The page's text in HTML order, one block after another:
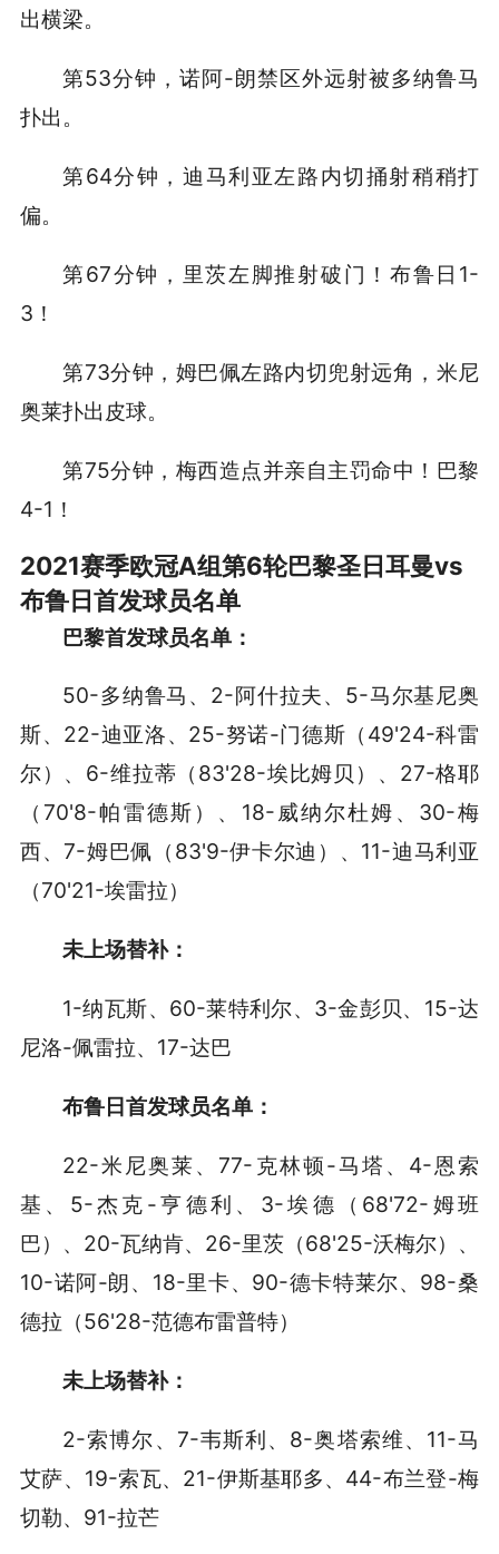
出横梁。
第53分钟，诺阿-朗禁区外远射被多纳鲁马
扑出。
第64分钟，迪马利亚左路内切捅射稍稍打
偏。
第67分钟，里茨左脚推射破门！布鲁日1-
3！
第73分钟，姆巴佩左路内切兜射远角，米尼
奥莱扑出皮球。
第75分钟，梅西造点并亲自主罚命中！巴黎
4-1！
2021赛季欧冠A组第6轮巴黎圣日耳曼vs
布鲁日首发球员名单
巴黎首发球员名单 ：
50-多纳鲁马、2-阿什拉夫、5-马尔基尼奥
斯、22-迪亚洛、25-努诺-门德斯（49'24-科雷
尔）、6-维拉蒂（83'28-埃比姆贝）、27-格耶
（70'8-帕雷德斯）、18-威纳尔杜姆、30-梅
西、7-姆巴佩（83'9-伊卡尔迪）、11-迪马利亚
（70'21-埃雷拉）
未上场替补：
1-纳瓦斯、60-莱特利尔、3-金彭贝、15-达
尼洛-佩雷拉、17-达巴
布鲁日首发球员名单 ：
22-米尼奥莱、77-克林顿-马塔、4-恩索
基、5-杰克-亨德利、3-埃德（68'72-姆班
巴）、20-瓦纳肯、26-里茨（68'25-沃梅尔）、
10-诺阿-朗、18-里卡、90-德卡特莱尔、98-桑
德拉（56'28-范德布雷普特）
未上场替补：
2-索博尔、7-韦斯利、8-奥塔索维、11-马
艾萨、19-索瓦、21-伊斯基耶多、44-布兰登-梅
切勒、91-拉芒